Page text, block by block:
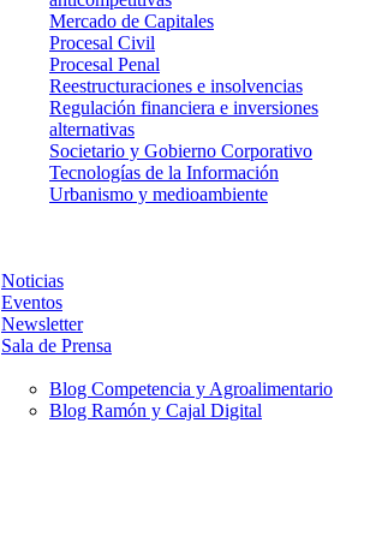
Mercado de Capitales
Procesal Civil
Procesal Penal
Reestructuraciones e insolvencias
Regulación financiera e inversiones
alternativas
Societario y Gobierno Corporativo
Tecnologías de la Información
Urbanismo y medioambiente
Noticias
Eventos
Newsletter
Sala de Prensa
Blog Competencia y Agroalimentario
Blog Ramón y Cajal Digital